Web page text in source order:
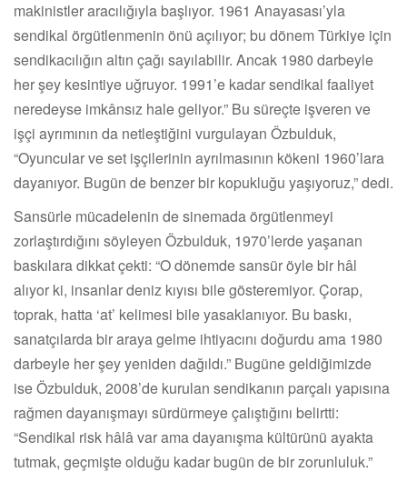
makinistler aracılığıyla başlıyor. 1961 Anayasası’yla
sendikal örgütlenmenin önü açılıyor; bu dönem Türkiye için
sendikacılığın altın çağı sayılabilir. Ancak 1980 darbeyle
her şey kesintiye uğruyor. 1991’e kadar sendikal faaliyet
neredeyse imkânsız hale geliyor.” Bu süreçte işveren ve
işçi ayrımının da netleştiğini vurgulayan Özbulduk,
“Oyuncular ve set işçilerinin ayrılmasının kökeni 1960’lara
dayanıyor. Bugün de benzer bir kopukluğu yaşıyoruz,” dedi.
Sansürle mücadelenin de sinemada örgütlenmeyi
zorlaştırdığını söyleyen Özbulduk, 1970’lerde yaşanan
baskılara dikkat çekti: “O dönemde sansür öyle bir hâl
alıyor ki, insanlar deniz kıyısı bile gösteremiyor. Çorap,
toprak, hatta ‘at’ kelimesi bile yasaklanıyor. Bu baskı,
sanatçılarda bir araya gelme ihtiyacını doğurdu ama 1980
darbeyle her şey yeniden dağıldı.” Bugüne geldiğimizde
ise Özbulduk, 2008’de kurulan sendikanın parçalı yapısına
rağmen dayanışmayı sürdürmeye çalıştığını belirtti:
“Sendikal risk hâlâ var ama dayanışma kültürünü ayakta
tutmak, geçmişte olduğu kadar bugün de bir zorunluluk.”